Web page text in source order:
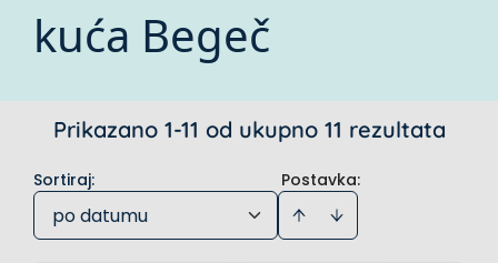
kuća Begeč
Prikazano 1-11 od ukupno 11 rezultata
Postavka:
Sortiraj:
po datumu